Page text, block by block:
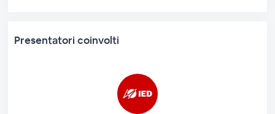
Presentatori coinvolti